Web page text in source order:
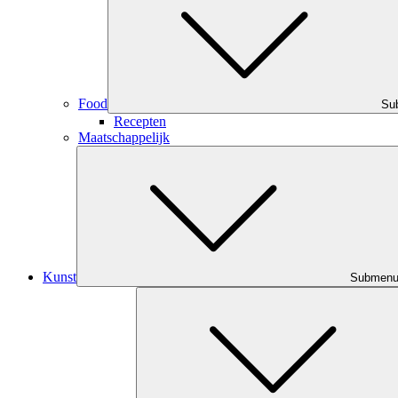
Food
Recepten
Maatschappelijk
Kunst Submenu